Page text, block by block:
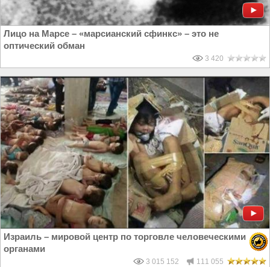
Лицо на Марсе – «марсианский сфинкс» – это не
оптический обман
3 420
Израиль – мировой центр по торговле человеческими
органами
3 015 152 111 055